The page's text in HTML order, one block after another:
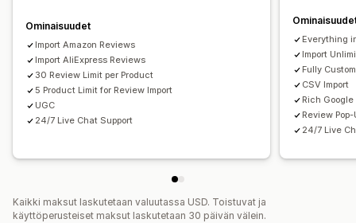
Ominaisuudet
Import Amazon Reviews
Import AliExpress Reviews
30 Review Limit per Product
5 Product Limit for Review Import
UGC
24/7 Live Chat Support
Everything
Import
Fully
CSV Import
Rich
Review Pop-
24/7 Live
Kaikki maksut laskutetaan valuutassa USD. Toistuvat ja
käyttöperusteiset maksut laskutetaan 30 päivän välein.